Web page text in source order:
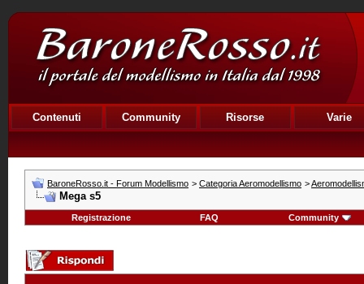
Contenuti Community Risorse Varie
BaroneRosso.it - Forum Modellismo > Categoria Aeromodellismo >
Mega s5
Registrazione FAQ Community